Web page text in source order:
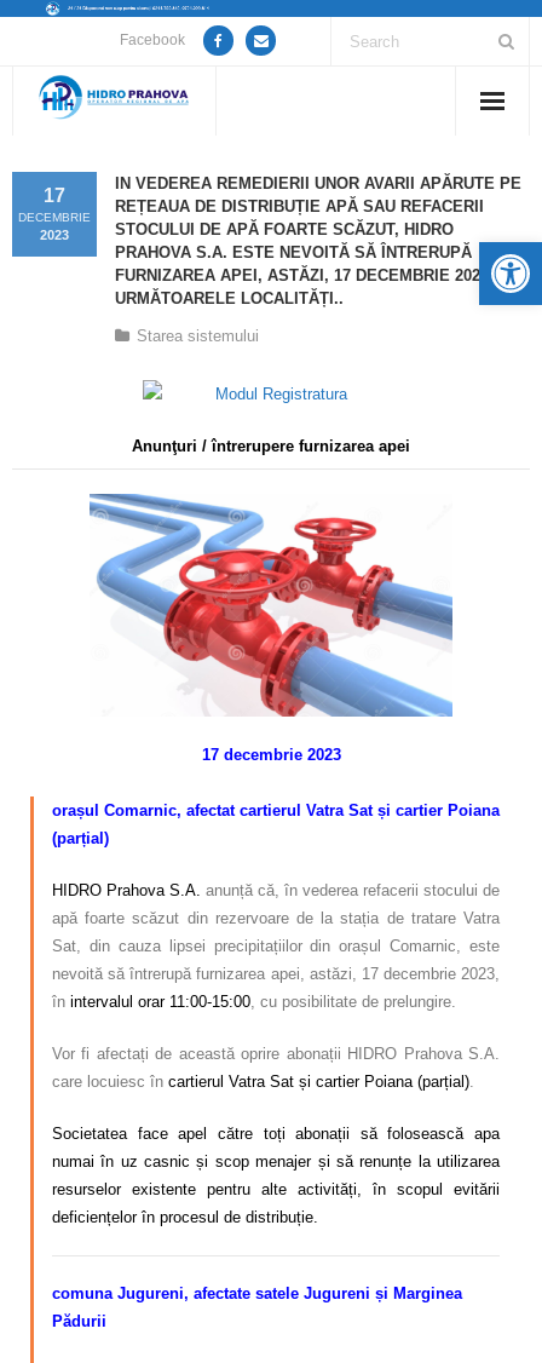
Facebook
Despre noi
Anunțuri lucrări / opriri apă
Guvernanță Corporativă
Informații de interes public
Calitatea apei
Comunicare
IN VEDEREA REMEDIERII UNOR AVARII APĂRUTE PE
REȚEAUA DE DISTRIBUȚIE APĂ SAU REFACERII
STOCULUI DE APĂ FOARTE SCĂZUT, HIDRO
PRAHOVA S.A. ESTE NEVOITĂ SĂ ÎNTRERUPĂ
FURNIZAREA APEI, ASTĂZI, 17 DECEMBRIE 2023, ÎN
URMĂTOARELE LOCALITĂȚI..
17
DECEMBRIE
2023
Starea sistemului
Anunţuri / întrerupere furnizarea apei
17 decembrie 2023
orașul Comarnic, afectat cartierul Vatra Sat și cartier Poiana
(parțial)
HIDRO Prahova S.A. anunță că, în vederea refacerii stocului de
apă foarte scăzut din rezervoare de la stația de tratare Vatra
Sat, din cauza lipsei precipitațiilor din orașul Comarnic, este
nevoită să întrerupă furnizarea apei, astăzi, 17 decembrie 2023,
în intervalul orar 11:00-15:00 , cu posibilitate de prelungire.
Vor fi afectați de această oprire abonații HIDRO Prahova S.A.
care locuiesc în cartierul Vatra Sat și cartier Poiana (parțial)
Societatea face apel către toți abonații să folosească apa
numai în uz casnic și scop menajer și să renunțe la utilizarea
resurselor existente pentru alte activități, în scopul evitării
deficiențelor în procesul de distribuție.
comuna Jugureni, afectate satele Jugureni și Marginea
Pădurii